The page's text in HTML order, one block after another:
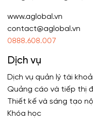
www.aglobal.vn
contact@aglobal.vn
0888.608.007
Dịch vụ
Dịch vụ quản lý tài
Quảng cáo và tiếp thị
Thiết kế và sáng tạo
Khóa học